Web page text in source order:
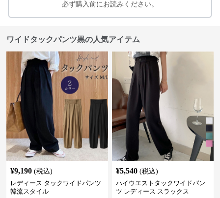
必ず購入前にお読みください。
ワイドタックパンツ黒の人気アイテム
¥9,190 (税込)
レディース タックワイドパンツ
韓流スタイル
¥5,540 (税込)
ハイウエストタックワイドパン
ツ レディース スラックス